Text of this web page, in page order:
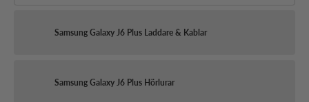
Samsung Galaxy J6 Plus Laddare & Kablar
Samsung Galaxy J6 Plus Hörlurar